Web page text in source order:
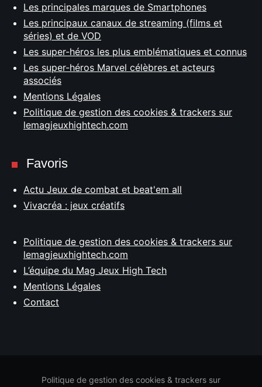
Les principales marques de Smartphones
Les principaux canaux de streaming (films et
séries) et de VOD
Les super-héros les plus emblématiques et connus
Les super-héros Marvel célèbres et acteurs
associés
Mentions Légales
Politique de gestion des cookies & trackers sur
lemagjeuxhightech.com
Favoris
Actu Jeux de combat et beat'em all
Vivacréa : jeux créatifs
Politique de gestion des cookies & trackers sur
lemagjeuxhightech.com
L’équipe du Mag Jeux High Tech
Mentions Légales
Contact
Politique de gestion des cookies & trackers sur